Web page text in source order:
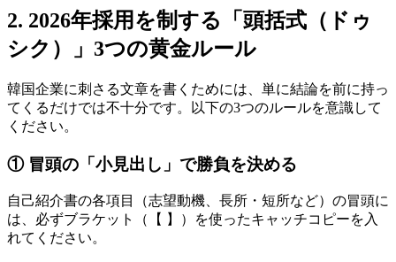
2. 2026年採用を制する「頭括式（ドゥ
シク）」3つの黄金ルール
韓国企業に刺さる文章を書くためには、単に結論を前に持っ
てくるだけでは不十分です。以下の3つのルールを意識して
ください。
① 冒頭の「小見出し」で勝負を決める
自己紹介書の各項目（志望動機、長所・短所など）の冒頭に
は、必ずブラケット（【 】）を使ったキャッチコピーを入
れてください。